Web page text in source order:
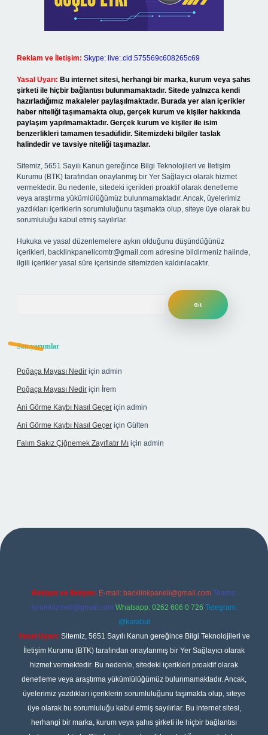
Reklam ve İletişim: Skype: live:.cid.575569c608265c69
Yasal Uyarı: Bu internet sitesi, herhangi bir marka, kurum veya şahıs
şirketi ile hiçbir bağlantısı bulunmamaktadır. Sitede yalnızca kendi
hazırladığımız makaleler paylaşılmaktadır. Burada yer alan içerikler
haber niteliği taşımamakta olup, gerçek kurum ve kişiler hakkında
paylaşım yapılmamaktadır. Gerçek kurum ve kişiler ile isim
benzerlikleri tamamen tesadüfidir. Sitemizdeki bilgiler taslak
halindedir ve tavsiye niteliği taşımazlar.
Sitemiz, 5651 Sayılı Kanun gereğince Bilgi Teknolojileri ve İletişim
Kurumu (BTK) tarafından onaylanmış bir Yer Sağlayıcı olarak hizmet
vermektedir. Bu nedenle, sitedeki içerikleri proaktif olarak denetleme
veya araştırma yükümlülüğümüz bulunmamaktadır. Ancak, üyelerimiz
yazdıkları içeriklerin sorumluluğunu taşımakta olup, siteye üye olarak bu
sorumluluğu kabul etmiş sayılırlar.
Hukuka ve yasal düzenlemelere aykırı olduğunu düşündüğünüz
içerikleri, backlinkpanelicomtr@gmail.com adresine bildirmeniz halinde,
ilgili içerikler yasal süre içerisinde sitemizden kaldırılacaktır.
Son yorumlar
Poğaça Mayası Nedir için admin
Poğaça Mayası Nedir için İrem
Ani Görme Kaybı Nasıl Geçer için admin
Ani Görme Kaybı Nasıl Geçer için Gülten
Falım Sakız Çiğnemek Zayıflatır Mı için admin
Reklam ve İletişim: E-mail: backlinkpaneli@gmail.com Teams:
forumhizmeti@gmail.com Whatsapp: 0262 606 0 726 Telegram:
@karabul
Yasal Uyarı: Sitemiz, 5651 Sayılı Kanun gereğince Bilgi Teknolojileri ve
İletişim Kurumu (BTK) tarafından onaylanmış bir Yer Sağlayıcı olarak
hizmet vermektedir. Bu nedenle, sitedeki içerikleri proaktif olarak
denetleme veya araştırma yükümlülüğümüz bulunmamaktadır. Ancak,
üyelerimiz yazdıkları içeriklerin sorumluluğunu taşımakta olup, siteye
üye olarak bu sorumluluğu kabul etmiş sayılırlar. Bu internet sitesi,
herhangi bir marka, kurum veya şahıs şirketi ile hiçbir bağlantısı